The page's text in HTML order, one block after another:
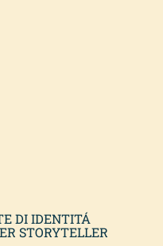
DI IDENTITÁ
STORYTELLER